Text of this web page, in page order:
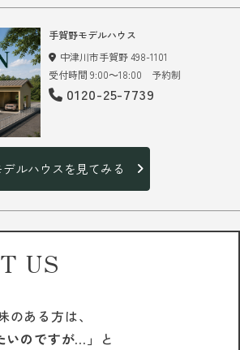
手賀野モデルハウス
中津川市手賀野 498-1101
受付時間 9:00～18:00 予約制
0120-25-7739
デルハウスを見てみる
US
のある方は、
いのですが…」 と